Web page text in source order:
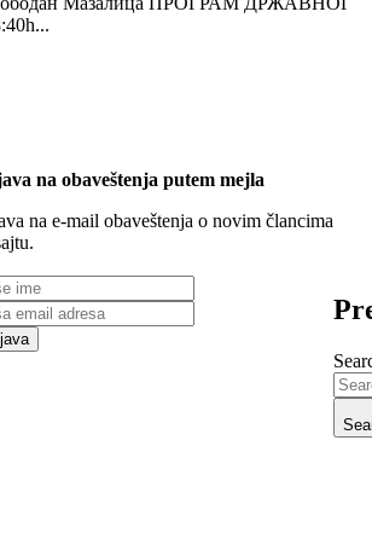
na obaveštenja putem mejla
na e-mail obaveštenja o novim člancima